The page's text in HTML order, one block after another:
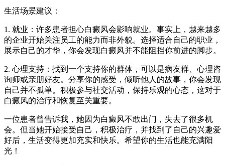
生活场景建议：
1. 就业：许多患者担心白癜风会影响就业。事实上，越来越多
的企业开始关注员工的能力而非外貌。选择适合自己的职业，
展示自己的才华，你会发现白癜风并不能阻挡你前进的脚步。
2. 心理支持：找到一个支持你的群体，可以是病友群、心理咨
询师或亲朋好友。分享你的感受，倾听他人的故事，你会发现
自己并不孤单。积极参与社交活动，保持乐观的心态，这对于
白癜风的治疗和恢复至关重要。
一位患者曾告诉我，她因为白癜风不敢出门，失去了很多机
会。但当她开始接受自己，积极治疗，并找到了自己的兴趣爱
好后，生活变得更加充实和快乐。希望你的生活也能充满阳
光！